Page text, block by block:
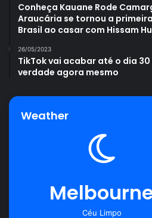
Conheça Kauane Rode
Araucária se tornou a
Brasil ao casar com Hissam
26/05/2023
TikTok vai acabar até o dia
verdade agora mesmo
Weather
Céu Limpo